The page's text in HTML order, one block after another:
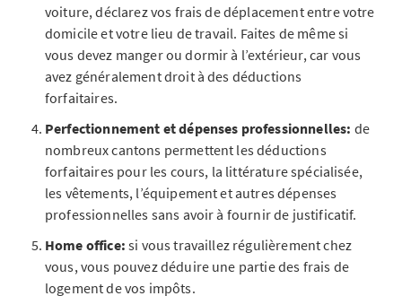
voiture, déclarez vos frais de déplacement entre votre
domicile et votre lieu de travail. Faites de même si
vous devez manger ou dormir à l’extérieur, car vous
avez généralement droit à des déductions
forfaitaires.
Perfectionnement et dépenses professionnelles: de
nombreux cantons permettent les déductions
forfaitaires pour les cours, la littérature spécialisée,
les vêtements, l’équipement et autres dépenses
professionnelles sans avoir à fournir de justificatif.
Home office:si vous travaillez régulièrement chez
vous, vous pouvez déduire une partie des frais de
logement de vos impôts.